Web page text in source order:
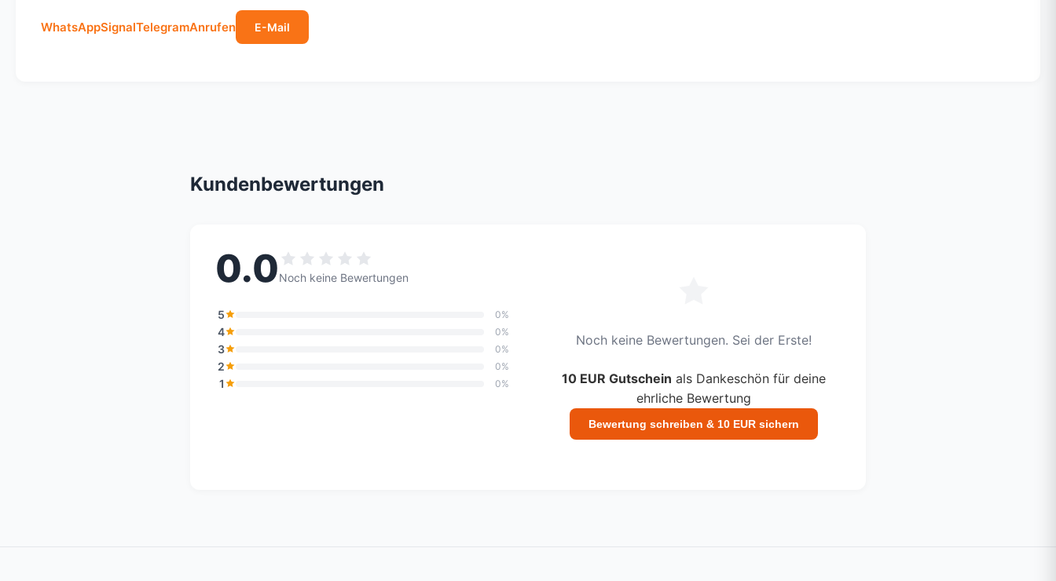
WhatsAppSignalTelegramAnrufen E-Mail
Kundenbewertungen
0.0Noch keine Bewertungen
5 0%
4 0%
3 0%
2 0%
1 0%
Noch keine Bewertungen. Sei der Erste!
10 EUR Gutschein als Dankeschön für deine
ehrliche Bewertung
Bewertung schreiben & 10 EUR sichern